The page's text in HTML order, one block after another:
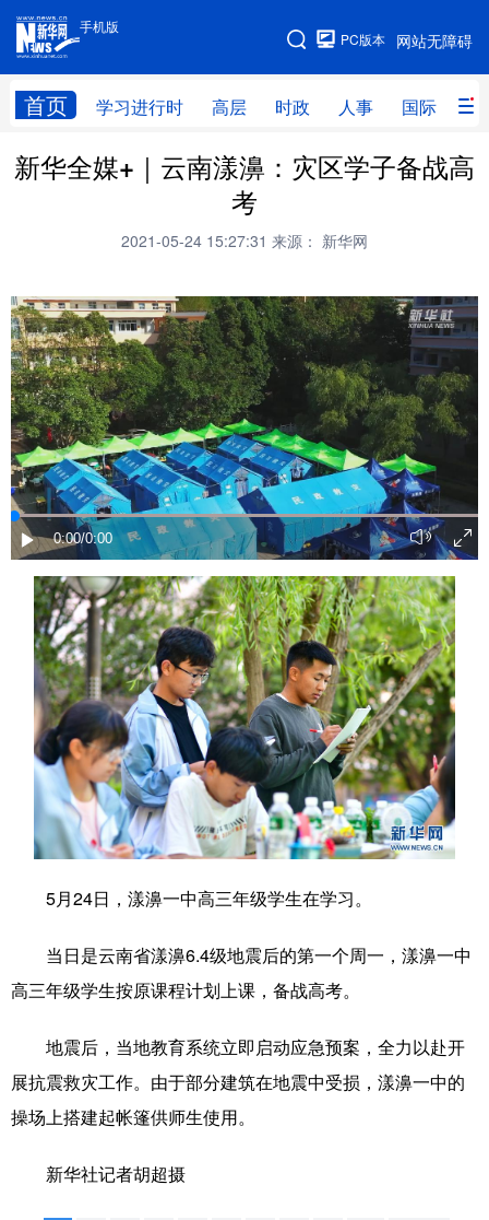
手机版
网站无障碍
PC版本
首页 学习进行时 高层 时政 人事 国际 财
手机版
网站地图
学习进行时 高层 时政 人事
全球连线
科技 科创 量子 体育
文化 书画 健康 军事
访谈 视频 图片 政务
法律 中央文件 金融 汽车
食品 人居 信息化 数字经济
学术中国 乡村振兴 银龄 溯源中国
城市 旅游 能源 会展
彩票 娱乐 时尚 悦读
公益 一带一路 亚太网 上市公司
文化产业
地方频道
北京 天津 河北 山西
辽宁 吉林 上海
山东 河南 湖北
四川 贵州 云南 西藏
陕西 甘肃
新疆 内蒙古
新华全媒+｜云南漾濞：灾区学子备战高
考
2021-05-24 15:27:31 来源： 新华网
0:00/0:00
5月24日，漾濞一中高三年级学生在学习。
当日是云南省漾濞6.4级地震后的第一个周一，漾濞一中
高三年级学生按原课程计划上课，备战高考。
地震后，当地教育系统立即启动应急预案，全力以赴开
展抗震救灾工作。由于部分建筑在地震中受损，漾濞一中的
操场上搭建起帐篷供师生使用。
新华社记者胡超摄